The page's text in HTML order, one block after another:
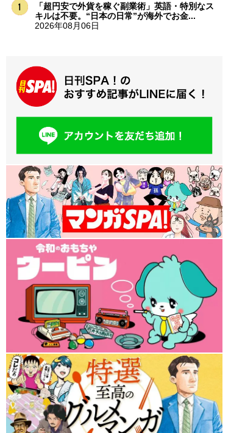
「超円安で外貨を稼ぐ副業術」英語・特別なス
キルは不要。“日本の日常”が海外でお金...
2026年08月06日